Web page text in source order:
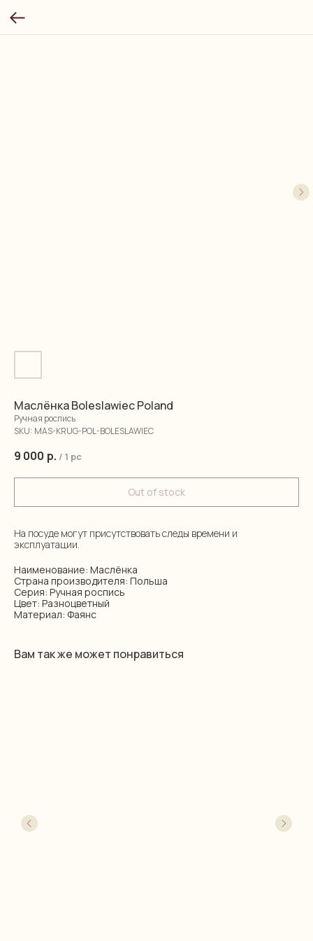
Маслёнка Boleslawiec Poland
Ручная роспись
SKU: MAS-KRUG-POL-BOLESLAWIEC
9 000 р. / 1 pc
Out of stock
На посуде могут присутствовать следы времени и
эксплуатации.
Наименование: Маслёнка
Страна производителя: Польша
Серия: Ручная роспись
Цвет: Разноцветный
Материал: Фаянс
Вам так же может понравиться